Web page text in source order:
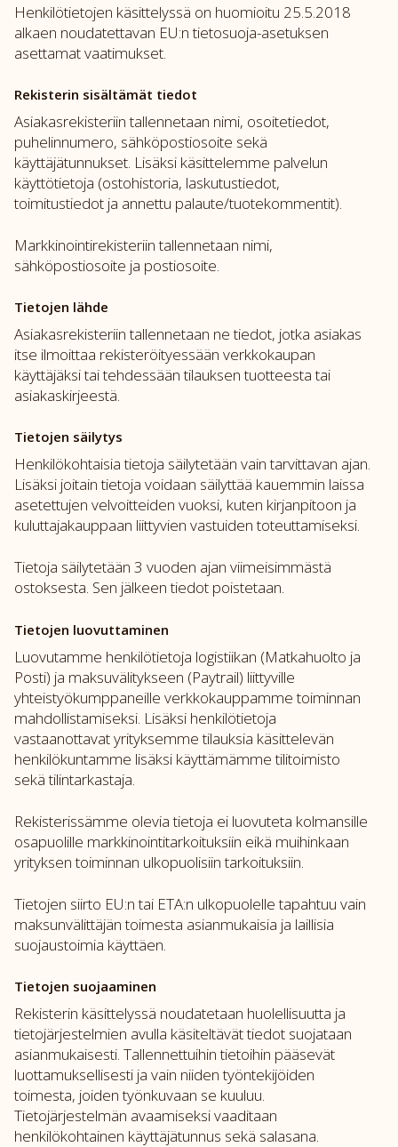
Henkilötietojen käsittelyssä on huomioitu 25.5.2018
alkaen noudatettavan EU:n tietosuoja-asetuksen
asettamat vaatimukset.
Rekisterin sisältämät tiedot
Asiakasrekisteriin tallennetaan nimi, osoitetiedot,
puhelinnumero, sähköpostiosoite sekä
käyttäjätunnukset. Lisäksi käsittelemme palvelun
käyttötietoja (ostohistoria, laskutustiedot,
toimitustiedot ja annettu palaute/tuotekommentit).
Markkinointirekisteriin tallennetaan nimi,
sähköpostiosoite ja postiosoite.
Tietojen lähde
Asiakasrekisteriin tallennetaan ne tiedot, jotka asiakas
itse ilmoittaa rekisteröityessään verkkokaupan
käyttäjäksi tai tehdessään tilauksen tuotteesta tai
asiakaskirjeestä.
Tietojen säilytys
Henkilökohtaisia tietoja säilytetään vain tarvittavan ajan.
Lisäksi joitain tietoja voidaan säilyttää kauemmin laissa
asetettujen velvoitteiden vuoksi, kuten kirjanpitoon ja
kuluttajakauppaan liittyvien vastuiden toteuttamiseksi.
Tietoja säilytetään 3 vuoden ajan viimeisimmästä
ostoksesta. Sen jälkeen tiedot poistetaan.
Tietojen luovuttaminen
Luovutamme henkilötietoja logistiikan (Matkahuolto ja
Posti) ja maksuvälitykseen (Paytrail) liittyville
yhteistyökumppaneille verkkokauppamme toiminnan
mahdollistamiseksi. Lisäksi henkilötietoja
vastaanottavat yrityksemme tilauksia käsittelevän
henkilökuntamme lisäksi käyttämämme tilitoimisto
sekä tilintarkastaja.
Rekisterissämme olevia tietoja ei luovuteta kolmansille
osapuolille markkinointitarkoituksiin eikä muihinkaan
yrityksen toiminnan ulkopuolisiin tarkoituksiin.
Tietojen siirto EU:n tai ETA:n ulkopuolelle tapahtuu vain
maksunvälittäjän toimesta asianmukaisia ja laillisia
suojaustoimia käyttäen.
Tietojen suojaaminen
Rekisterin käsittelyssä noudatetaan huolellisuutta ja
tietojärjestelmien avulla käsiteltävät tiedot suojataan
asianmukaisesti. Tallennettuihin tietoihin pääsevät
luottamuksellisesti ja vain niiden työntekijöiden
toimesta, joiden työnkuvaan se kuuluu.
Tietojärjestelmän avaamiseksi vaaditaan
henkilökohtainen käyttäjätunnus sekä salasana.